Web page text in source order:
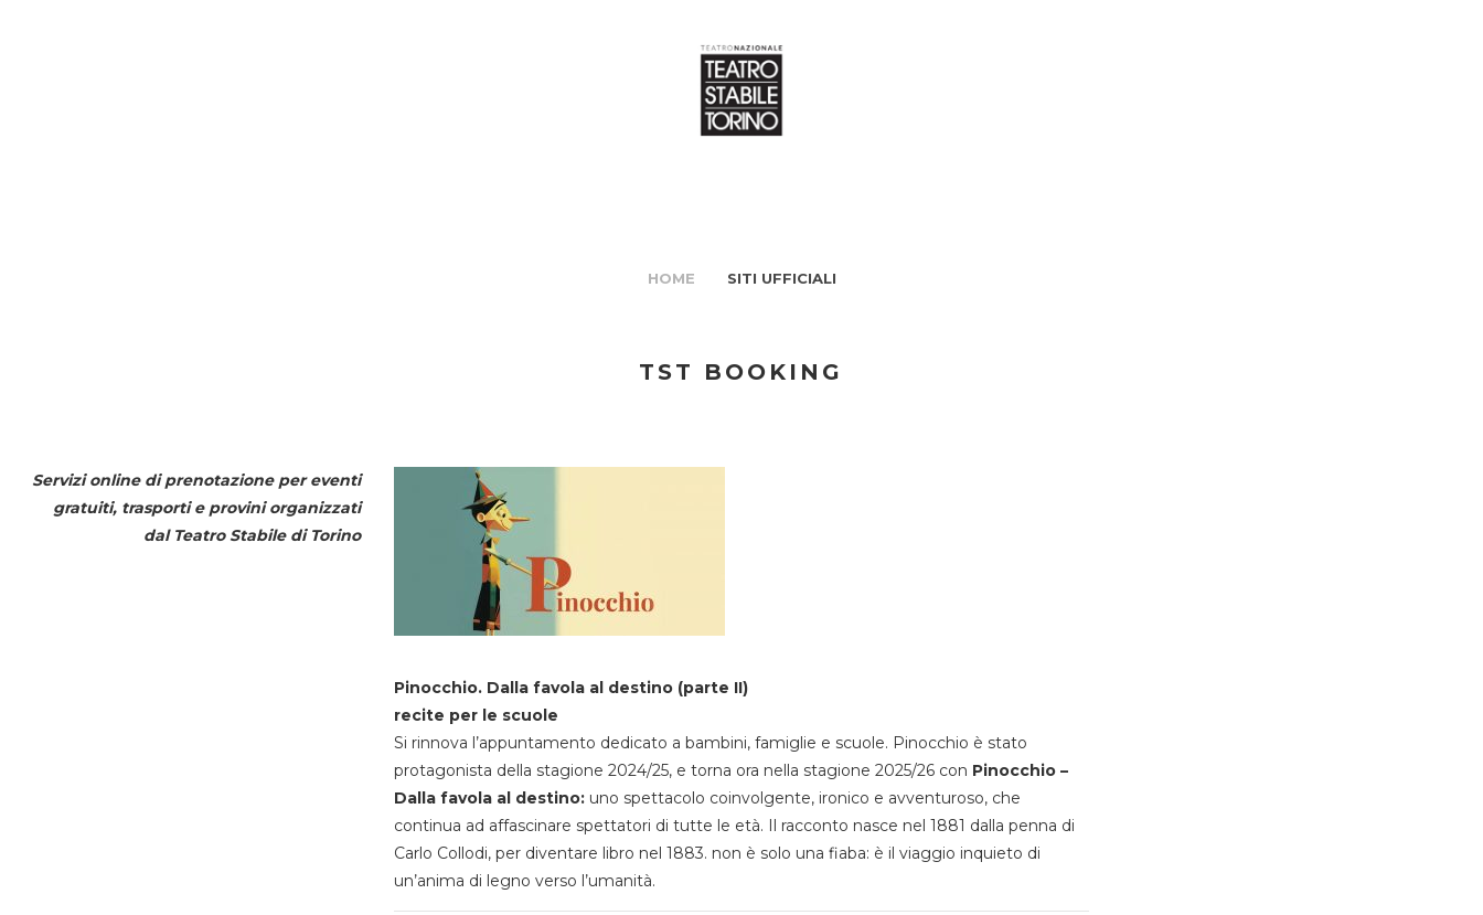
HOME SITI UFFICIALI
TST BOOKING
Servizi online di prenotazione per eventi
gratuiti, trasporti e provini organizzati
dal Teatro Stabile di Torino
Pinocchio. Dalla favola al destino (parte II)
recite per le scuole
Si rinnova l’appuntamento dedicato a bambini, famiglie e scuole. Pinocchio è stato
protagonista della stagione 2024/25, e torna ora nella stagione 2025/26 con Pinocchio –
Dalla favola al destino:uno spettacolo coinvolgente, ironico e avventuroso, che
continua ad affascinare spettatori di tutte le età. Il racconto nasce nel 1881 dalla penna di
Carlo Collodi, per diventare libro nel 1883. non è solo una fiaba: è il viaggio inquieto di
un’anima di legno verso l’umanità.